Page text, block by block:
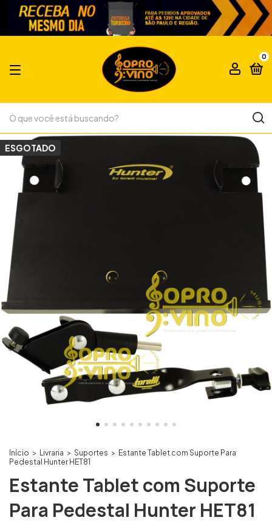
0
ESGOTADO
Início > Livraria > Suportes > Estante Tablet com Suporte Para
Pedestal Hunter HET81
Estante Tablet com Suporte
Para Pedestal Hunter HET81